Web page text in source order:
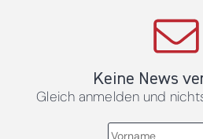
Keine News
Gleich anmelden und